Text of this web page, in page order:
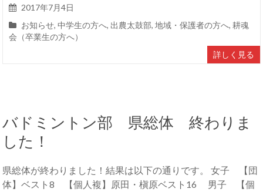
2017年7月4日
お知らせ,中学生の方へ, 出農太鼓部,地域・保護者の方へ,耕魂
会（卒業生の方へ）
詳しく見る
バドミントン部 県総体 終わりま
した！
県総体が終わりました！結果は以下の通りです。 女子 【団
体】ベスト8 【個人複】原田・槇原ベスト16 男子 【個